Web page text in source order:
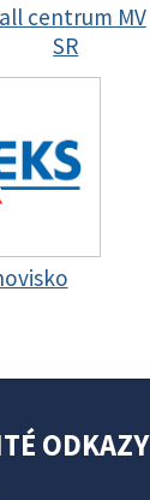
centrum MV
SR
ODKAZY